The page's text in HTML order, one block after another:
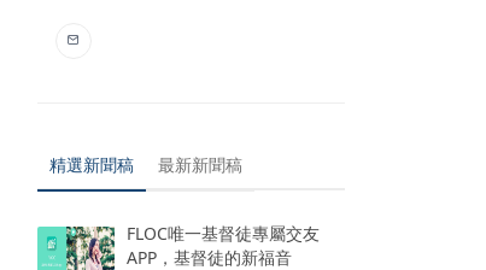
精選新聞稿 最新新聞稿
FLOC唯一基督徒專屬交友
APP，基督徒的新福音